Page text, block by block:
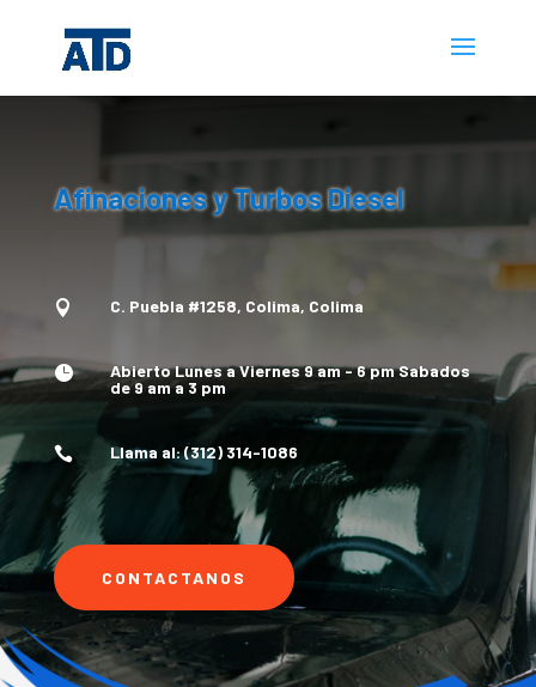
Afinaciones y Turbos Diesel
 C. Puebla #1258, Colima, Colima

Abierto Lunes a Viernes 9 am - 6 pm Sabados
de 9 am a 3 pm
 Llama al: (312) 314-1086
CONTACTANOS